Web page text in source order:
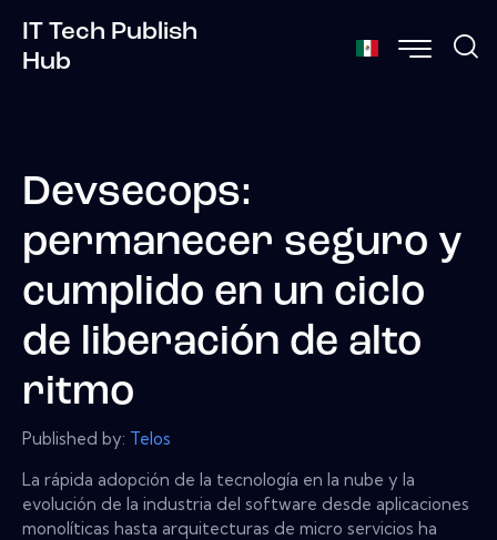
IT Tech Publish
Hub
Devsecops:
permanecer seguro y
cumplido en un ciclo
de liberación de alto
ritmo
Published by: Telos
La rápida adopción de la tecnología en la nube y la
evolución de la industria del software desde aplicaciones
monolíticas hasta arquitecturas de micro servicios ha